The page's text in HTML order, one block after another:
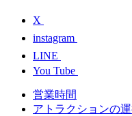
X
instagram
LINE
You Tube
営業時間
アトラクションの